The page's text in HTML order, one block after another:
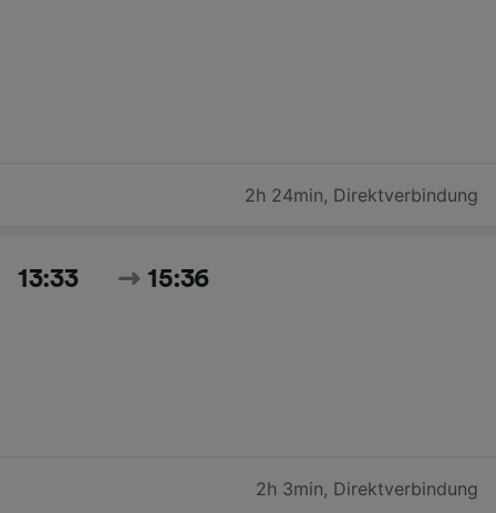
2h 24min, Direktverbindung
13:33 15:36
2h 3min, Direktverbindung